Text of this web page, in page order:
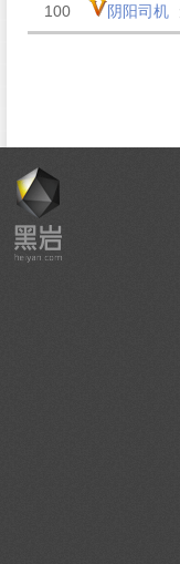
100 阴阳司机